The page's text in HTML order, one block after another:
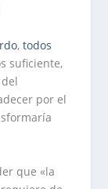
,todos
suficiente,
por el
que «la